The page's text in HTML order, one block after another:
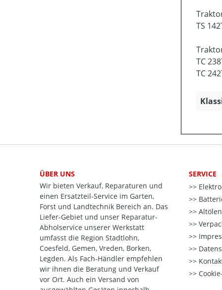
TS
TC
TC
ÜBER UNS
Wir bieten Verkauf, Reparaturen und
einen Ersatzteil-Service im Garten,
Forst und Landtechnik Bereich an. Das
Liefer-Gebiet und unser Reparatur-
Abholservice unserer Werkstatt
umfasst die Region Stadtlohn,
Coesfeld, Gemen, Vreden, Borken,
Legden. Als Fach-Händler empfehlen
wir ihnen die Beratung und Verkauf
vor Ort. Auch ein Versand von
SERVICE